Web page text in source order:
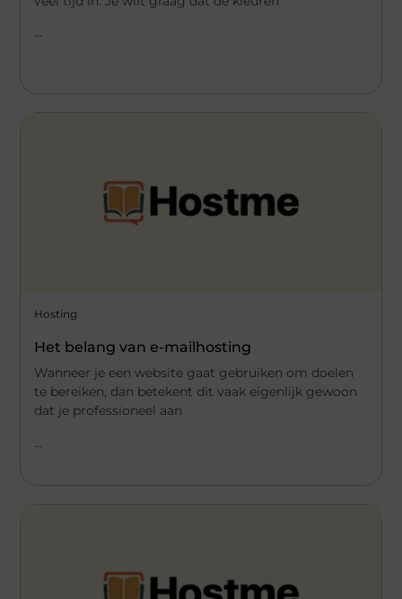
...
Hosting
Het belang van e-mailhosting
Wanneer je een website gaat gebruiken om doelen
te bereiken, dan betekent dit vaak eigenlijk gewoon
dat je professioneel aan
...